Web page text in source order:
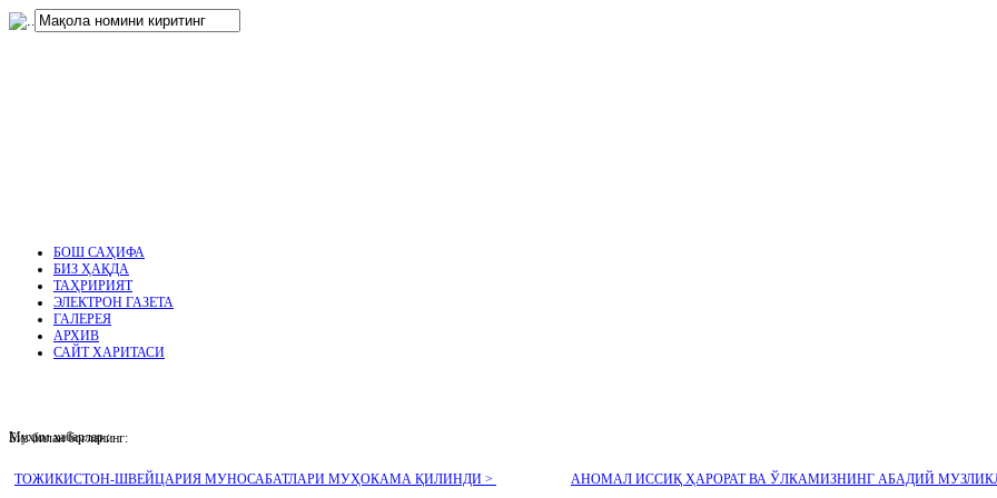
.
БОШ САҲИФА
БИЗ ҲАҚДА
ТАҲРИРИЯТ
ЭЛЕКТРОН ГАЗЕТА
ГАЛЕРЕЯ
АРХИВ
САЙТ ХАРИТАСИ
Муҳим хабарлар :
ТОЖИКИСТОН-ШВЕЙЦАРИЯ МУНОСАБАТЛАРИ МУҲОКАМА ҚИЛИНДИ > АНОМАЛ ИССИҚ ҲАРОРАТ ВА ЎЛКАМИЗНИНГ АБАДИЙ
Биз билан боғланинг: